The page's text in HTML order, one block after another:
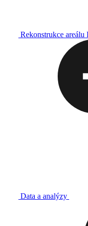
Rekonstrukce areálu
Data a analýzy